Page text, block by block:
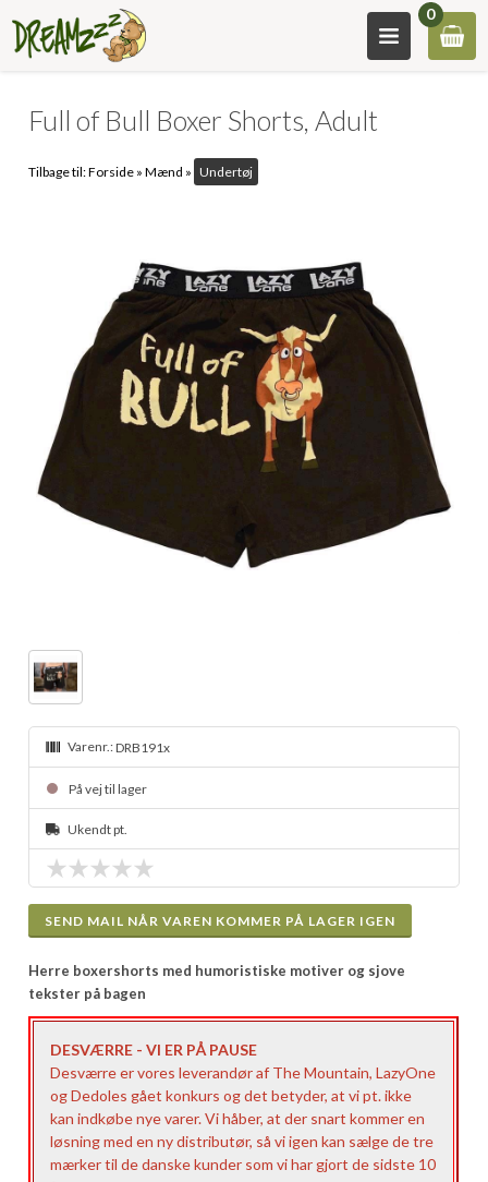
0
Full of Bull Boxer Shorts, Adult
Tilbage til:Forside »Mænd » Undertøj
Varenr.:DRB191x
På vej til lager
Ukendt pt.
SEND MAIL NÅR VAREN KOMMER PÅ LAGER IGEN
Herre boxershorts med humoristiske motiver og sjove
tekster på bagen
DESVÆRRE - VI ER PÅ PAUSE
Desværre er vores leverandør af The Mountain, LazyOne
og Dedoles gået konkurs og det betyder, at vi pt. ikke
kan indkøbe nye varer. Vi håber, at der snart kommer en
løsning med en ny distributør, så vi igen kan sælge de tre
mærker til de danske kunder som vi har gjort de sidste 10